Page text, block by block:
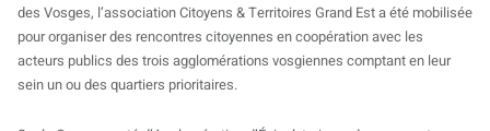
des Vosges, l’association Citoyens & Territoires Grand Est a été mobilisée
pour organiser des rencontres citoyennes en coopération avec les
acteurs publics des trois agglomérations vosgiennes comptant en leur
sein un ou des quartiers prioritaires.